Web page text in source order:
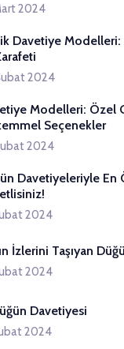
2024
Davetiye Modelleri:
2024
Modelleri: Özel
Seçenekler
2024
Davetiyeleriyle En
2024
İzlerini Taşıyan
2024
Davetiyesi
2024